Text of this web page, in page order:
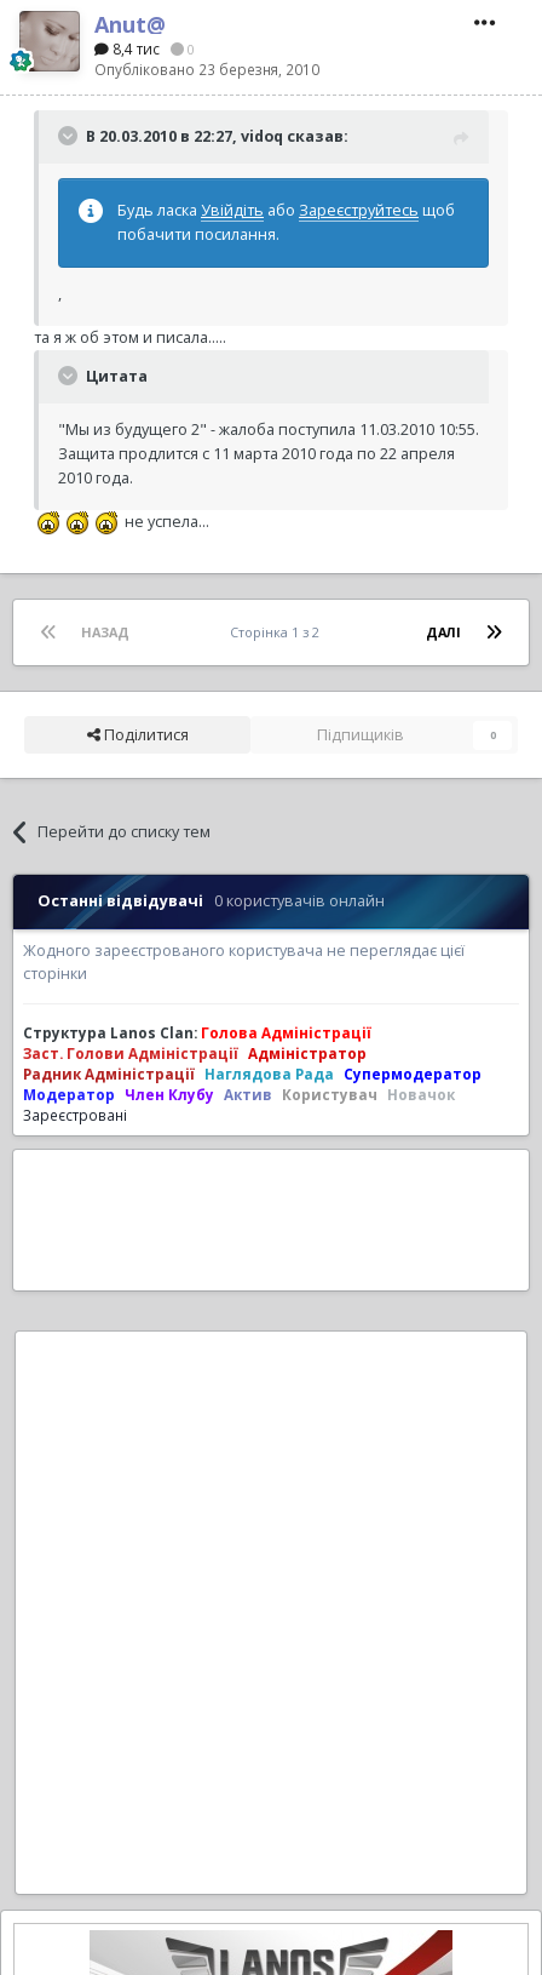
Anut@
8,4 тис 0
Опубліковано 23 березня, 2010
В 20.03.2010 в 22:27, vidoq сказав:
Будь ласка Увійдіть або Зареєструйтесь щоб
побачити посилання.
,
та я ж об этом и писала.....
Цитата
"Мы из будущего 2" - жалоба поступила 11.03.2010 10:55.
Защита продлится с 11 марта 2010 года по 22 апреля
2010 года.
не успела...
НАЗАД ДАЛІ
Сторінка 1 з 2
Поділитися Підпищиків 0
Перейти до списку тем
Останні відвідувачі 0 користувачів онлайн
Жодного зареєстрованого користувача не переглядає цієї
сторінки
Структура Lanos Clan: Голова Адміністрації
Заст. Голови Адміністрації Адміністратор
Радник Адміністрації Наглядова Рада
Супермодератор
Модератор
Член Клубу Актив Користувач
Новачок
Зареєстровані